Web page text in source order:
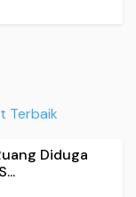
Terbaik
Diduga